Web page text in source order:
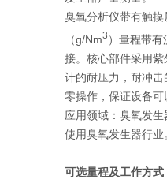
臭氧分析仪带有触
（g/Nm3 ）量程带
接。核心部件采用
计的耐压力，耐冲
零操作，保证设备
应用领域：臭氧发
使用臭氧发生器行
可选量程及工作方式